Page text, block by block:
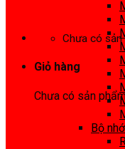
Chưa có sản
Giỏ hàng
Chưa có sản
Bộ